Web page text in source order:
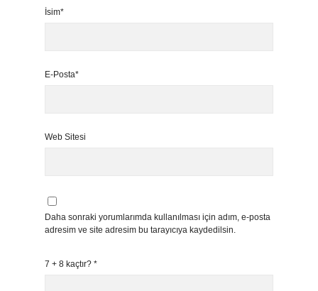
İsim*
E-Posta*
Web Sitesi
Daha sonraki yorumlarımda kullanılması için adım, e-posta
adresim ve site adresim bu tarayıcıya kaydedilsin.
7 + 8 kaçtır? *